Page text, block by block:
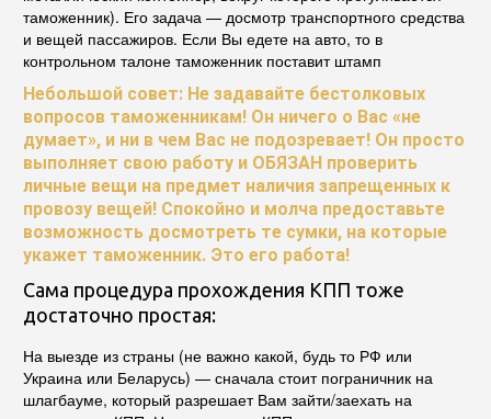
таможенник). Его задача — досмотр транспортного средства
и вещей пассажиров. Если Вы едете на авто, то в
контрольном талоне таможенник поставит штамп
Небольшой совет: Не задавайте бестолковых
вопросов таможенникам! Он ничего о Вас «не
думает», и ни в чем Вас не подозревает! Он просто
выполняет свою работу и ОБЯЗАН проверить
личные вещи на предмет наличия запрещенных к
провозу вещей! Спокойно и молча предоставьте
возможность досмотреть те сумки, на которые
укажет таможенник. Это его работа!
Сама процедура прохождения КПП тоже
достаточно простая:
На выезде из страны (не важно какой, будь то РФ или
Украина или Беларусь) — сначала стоит пограничник на
шлагбауме, который разрешает Вам зайти/заехать на